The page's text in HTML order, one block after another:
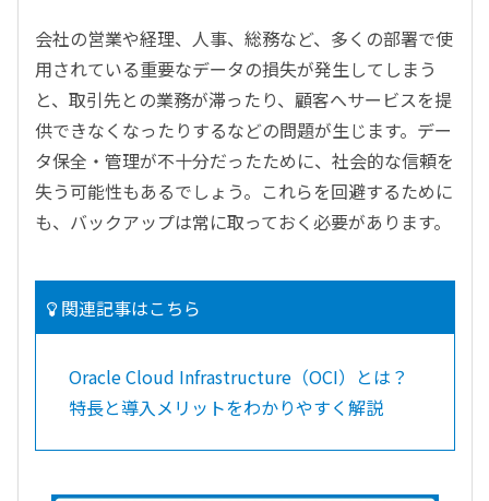
会社の営業や経理、人事、総務など、多くの部署で使
用されている重要なデータの損失が発生してしまう
と、取引先との業務が滞ったり、顧客へサービスを提
供できなくなったりするなどの問題が生じます。デー
タ保全・管理が不十分だったために、社会的な信頼を
失う可能性もあるでしょう。これらを回避するために
も、バックアップは常に取っておく必要があります。
関連記事はこちら
Oracle Cloud Infrastructure（OCI）とは？
特長と導入メリットをわかりやすく解説